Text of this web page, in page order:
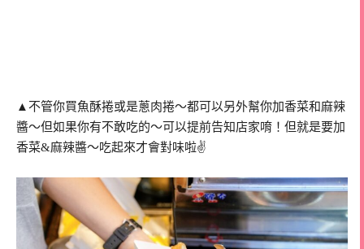
▲不管你買魚酥捲或是蔥肉捲～都可以另外幫你加香菜和麻辣
醬～但如果你有不敢吃的～可以提前告知店家唷！但就是要加
香菜&麻辣醬～吃起來才會對味啦✌